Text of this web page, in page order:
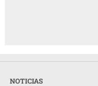
NOTICIAS